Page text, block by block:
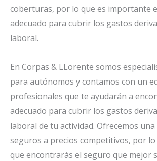
coberturas, por lo que es importante
adecuado para cubrir los gastos
laboral.
En Corpas & LLorente somos
para autónomos y contamos con un
profesionales que te ayudarán a
adecuado para cubrir los gastos
laboral de tu actividad. Ofrecemos
seguros a precios competitivos, por
que encontrarás el seguro que mejor